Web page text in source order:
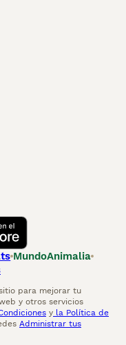
MundoAnimalia
para mejorar tu
y otros servicios
y la Política de
Administrar tus